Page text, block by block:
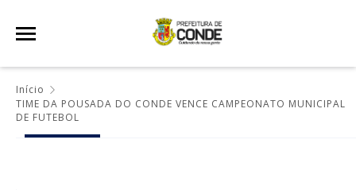
Início
TIME DA POUSADA DO CONDE VENCE CAMPEONATO MUNICIPAL
DE FUTEBOL